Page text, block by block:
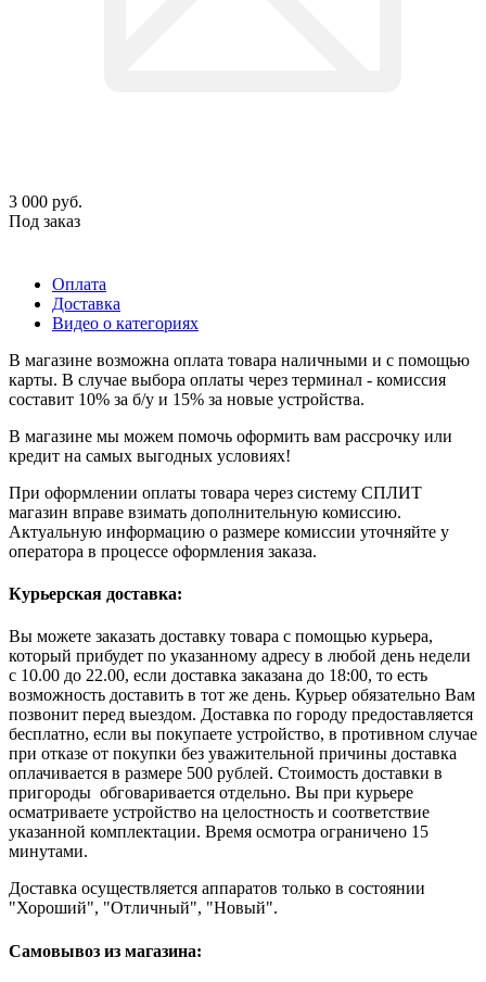
3 000 руб.
Под заказ
Оплата
Доставка
Видео о категориях
В магазине возможна оплата товара наличными и с помощью
карты. В случае выбора оплаты через терминал - комиссия
составит 10% за б/у и 15% за новые устройства.
В магазине мы можем помочь оформить вам рассрочку или
кредит на самых выгодных условиях!
При оформлении оплаты товара через систему СПЛИТ
магазин вправе взимать дополнительную комиссию.
Актуальную информацию о размере комиссии уточняйте у
оператора в процессе оформления заказа.
Курьерская доставка:
Вы можете заказать доставку товара с помощью курьера,
который прибудет по указанному адресу в любой день недели
с 10.00 до 22.00, если доставка заказана до 18:00, то есть
возможность доставить в тот же день. Курьер обязательно Вам
позвонит перед выездом. Доставка по городу предоставляется
бесплатно, если вы покупаете устройство, в противном случае
при отказе от покупки без уважительной причины доставка
оплачивается в размере 500 рублей. Стоимость доставки в
пригороды обговаривается отдельно. Вы при курьере
осматриваете устройство на целостность и соответствие
указанной комплектации. Время осмотра ограничено 15
минутами.
Доставка осуществляется аппаратов только в состоянии
"Хороший", "Отличный", "Новый".
Самовывоз из магазина: